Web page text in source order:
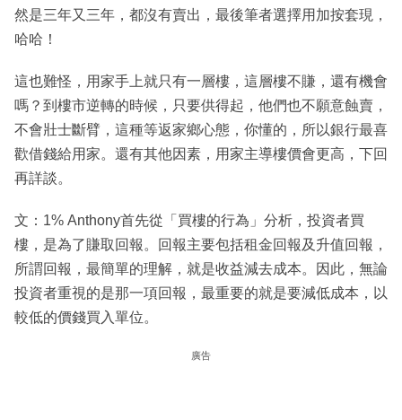
然是三年又三年，都沒有賣出，最後筆者選擇用加按套現，
哈哈！
這也難怪，用家手上就只有一層樓，這層樓不賺，還有機會
嗎？到樓市逆轉的時候，只要供得起，他們也不願意蝕賣，
不會壯士斷臂，這種等返家鄉心態，你懂的，所以銀行最喜
歡借錢給用家。還有其他因素，用家主導樓價會更高，下回
再詳談。
文：1% Anthony首先從「買樓的行為」分析，投資者買
樓，是為了賺取回報。回報主要包括租金回報及升值回報，
所謂回報，最簡單的理解，就是收益減去成本。因此，無論
投資者重視的是那一項回報，最重要的就是要減低成本，以
較低的價錢買入單位。
廣告